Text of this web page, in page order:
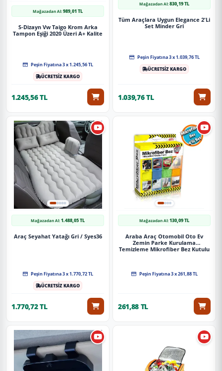
Mağazadan Al:989,01 TL
S-Dizayn Vw Taigo Krom Arka
Tampon Eşiği 2020 Üzeri A+ Kalite
Peşin Fiyatına 3 x 1.245,56 TL
ÜCRETSİZ KARGO
1.245,56 TL
Mağazadan Al:830,19 TL
Tüm Araçlara Uygun Elegance 2'Li
Set Minder Gri
Peşin Fiyatına 3 x 1.039,76 TL
ÜCRETSİZ KARGO
1.039,76 TL
Mağazadan Al:1.488,05 TL
Araç Seyahat Yatağı Gri / Syes36
Peşin Fiyatına 3 x 1.770,72 TL
ÜCRETSİZ KARGO
1.770,72 TL
Mağazadan Al:130,09 TL
Araba Araç Otomobil Oto Ev
Zemin Parke Kurulama
Temizleme Mikrofiber Bez Kutulu
Peşin Fiyatına 3 x 261,88 TL
261,88 TL